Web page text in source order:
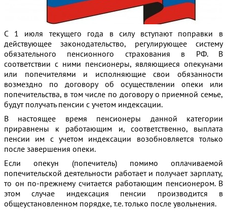
С 1 июля текущего года в силу вступают поправки в
действующее законодательство, регулирующее систему
обязательного пенсионного страхования в РФ. В
соответствии с ними пенсионеры, являющиеся опекунами
или попечителями и исполняющие свои обязанности
возмездно по договору об осуществлении опеки или
попечительства, в том числе по договору о приемной семье,
будут получать пенсии с учетом индексации.
В настоящее время пенсионеры данной категории
приравнены к работающим и, соответственно, выплата
пенсии им с учетом индексации возобновляется только
после завершения опеки.
Если опекун (попечитель) помимо оплачиваемой
попечительской деятельности работает и получает зарплату,
то он по-прежнему считается работающим пенсионером. В
этом случае индексация пенсии производится в
общеустановленном порядке, т.е. только после увольнения.